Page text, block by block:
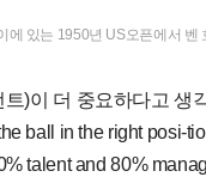
에 있는 1950년 US오픈에서 벤
)이 더 중요하다고 생
ball in the right posi-
talent and 80%